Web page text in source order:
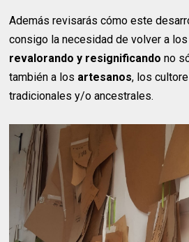
Además revisarás cómo este
consigo la necesidad de volver a
revalorando y resignificandono
también a los artesanos, los
tradicionales y/o ancestrales.